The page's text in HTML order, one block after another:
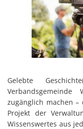
Gelebte
zugänglich machen
Projekt der
Wissenswertes aus